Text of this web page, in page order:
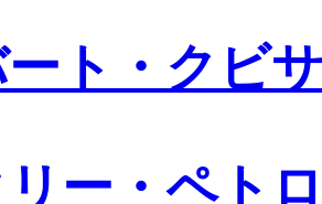
ート・クビ
リー・ペト